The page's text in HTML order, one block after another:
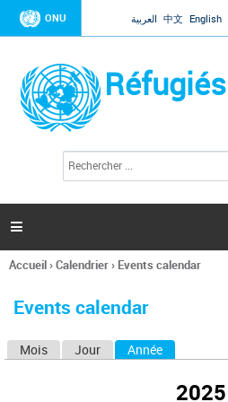
Jump to
ONU العربية 中文 English
l
c
h
e

Vous
ici
Accueil›Calendrier› Events calendar
Events calendar
Mois Jour Année
2025